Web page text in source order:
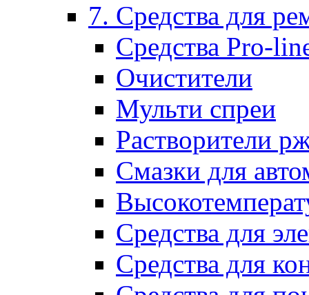
7. Средства для
Средства Pro-
Очистители
Мульти спреи
Растворители
Смазки для
Средства для
Средства для